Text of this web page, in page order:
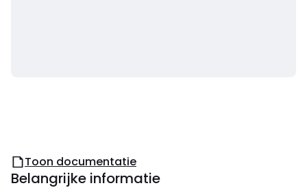
Toon documentatie
Belangrijke informatie